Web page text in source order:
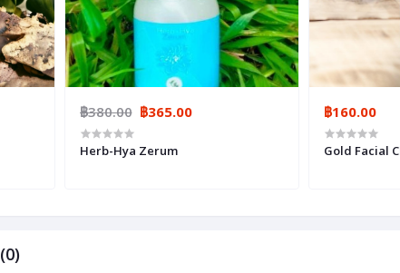
฿380.00 ฿365.00
Herb-Hya Zerum
฿160.00
Gold Facial